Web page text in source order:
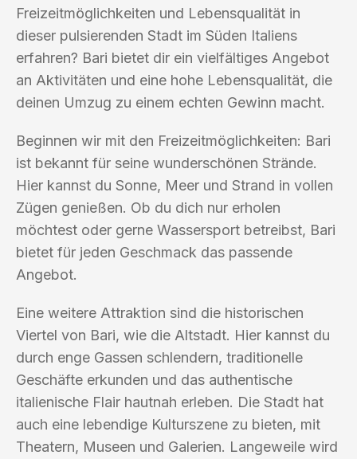
Freizeitmöglichkeiten und Lebensqualität in
dieser pulsierenden Stadt im Süden Italiens
erfahren? Bari bietet dir ein vielfältiges Angebot
an Aktivitäten und eine hohe Lebensqualität, die
deinen Umzug zu einem echten Gewinn macht.
Beginnen wir mit den Freizeitmöglichkeiten: Bari
ist bekannt für seine wunderschönen Strände.
Hier kannst du Sonne, Meer und Strand in vollen
Zügen genießen. Ob du dich nur erholen
möchtest oder gerne Wassersport betreibst, Bari
bietet für jeden Geschmack das passende
Angebot.
Eine weitere Attraktion sind die historischen
Viertel von Bari, wie die Altstadt. Hier kannst du
durch enge Gassen schlendern, traditionelle
Geschäfte erkunden und das authentische
italienische Flair hautnah erleben. Die Stadt hat
auch eine lebendige Kulturszene zu bieten, mit
Theatern, Museen und Galerien. Langeweile wird